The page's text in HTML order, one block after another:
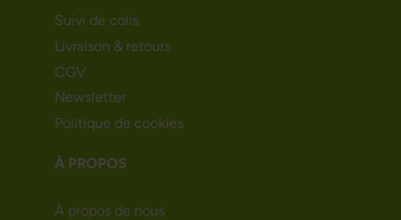
Suivi de colis
Livraison & retours
CGV
Newsletter
Politique de cookies
À PROPOS
À propos de nous